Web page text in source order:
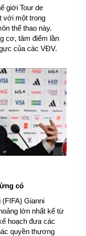
giới Tour de
với một trong
thể thao này.
cơ, tâm điểm lần
của các VĐV.
có
(FIFA) Gianni
lớn nhất kể từ
hoạch đưa các
quyền thương